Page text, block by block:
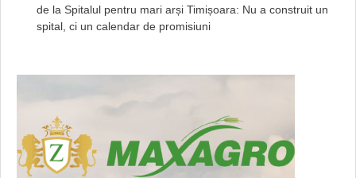
de la Spitalul pentru mari arși Timișoara: Nu a construit un
spital, ci un calendar de promisiuni